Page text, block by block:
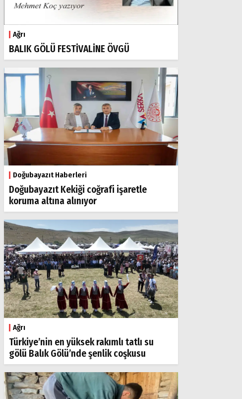
Ağrı
BALIK GÖLÜ FESTİVALİNE ÖVGÜ
Doğubayazıt Haberleri
Doğubayazıt Kekiği coğrafi işaretle
koruma altına alınıyor
Ağrı
Türkiye’nin en yüksek rakımlı tatlı su
gölü Balık Gölü’nde şenlik coşkusu